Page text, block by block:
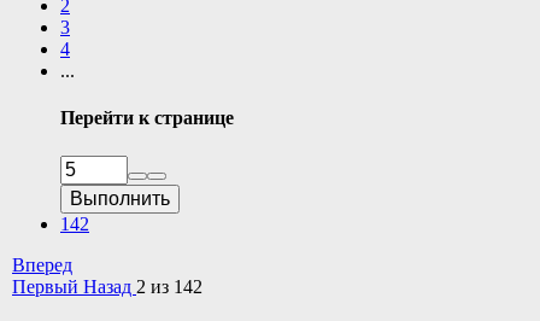
2
3
4
...
Перейти к странице
Выполнить
142
Вперед
Первый Назад 2 из 142